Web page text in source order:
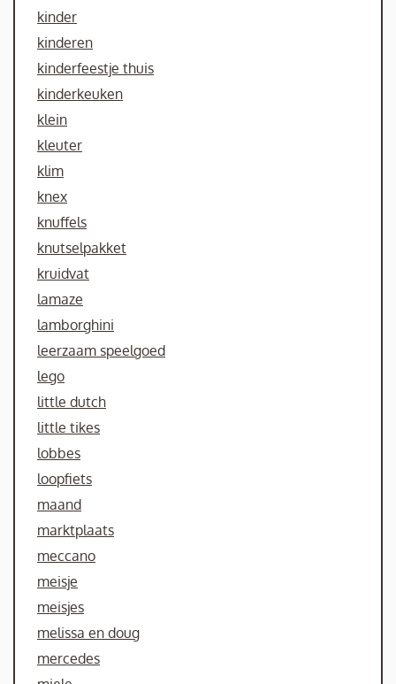
kinder
kinderen
kinderfeestje thuis
kinderkeuken
klein
kleuter
klim
knex
knuffels
knutselpakket
kruidvat
lamaze
lamborghini
leerzaam speelgoed
lego
little dutch
little tikes
lobbes
loopfiets
maand
marktplaats
meccano
meisje
meisjes
melissa en doug
mercedes